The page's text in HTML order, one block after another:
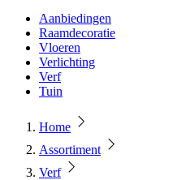
Aanbiedingen
Raamdecoratie
Vloeren
Verlichting
Verf
Tuin
Home
Assortiment
Verf